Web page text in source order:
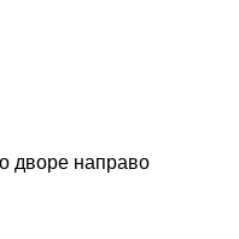
дворе направо